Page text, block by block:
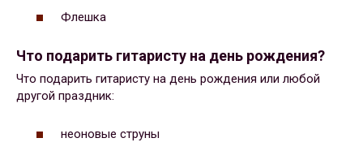
Флешка
Что подарить гитаристу на день рождения?
Что подарить гитаристу на день рождения или любой
другой праздник:
неоновые струны